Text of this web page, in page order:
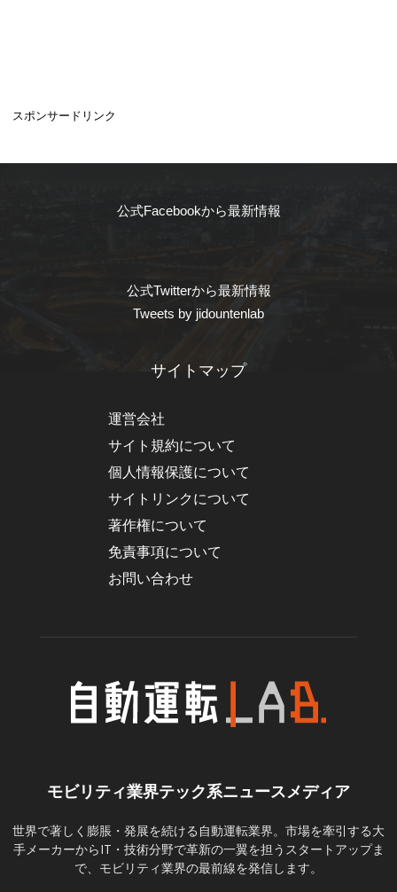
スポンサードリンク
公式Facebookから最新情報
公式Twitterから最新情報
Tweets by jidountenlab
サイトマップ
運営会社
サイト規約について
個人情報保護について
サイトリンクについて
著作権について
免責事項について
お問い合わせ
モビリティ業界テック系ニュースメディア
世界で著しく膨脹・発展を続ける自動運転業界。市場を牽引する大
手メーカーからIT・技術分野で革新の一翼を担うスタートアップま
で、モビリティ業界の最前線を発信します。